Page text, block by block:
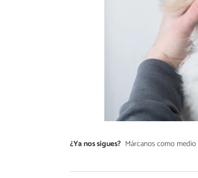
¿Ya nos sigues? Márcanos como